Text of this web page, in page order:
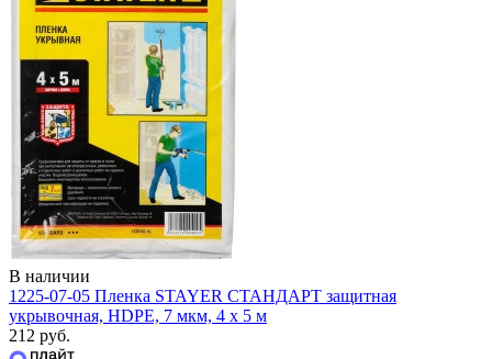
В наличии
1225-07-05 Пленка STAYER СТАНДАРТ защитная
укрывочная, HDPE, 7 мкм, 4 х 5 м
212 руб.